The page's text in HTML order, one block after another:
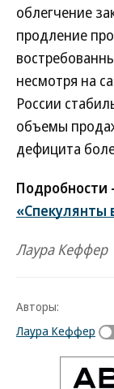
облегчение
продление
несмотря на
России
объемы
дефицита
Подробности
«Спекулянты
Лаура Кеффер
Авторы:
Лаура Кеффер